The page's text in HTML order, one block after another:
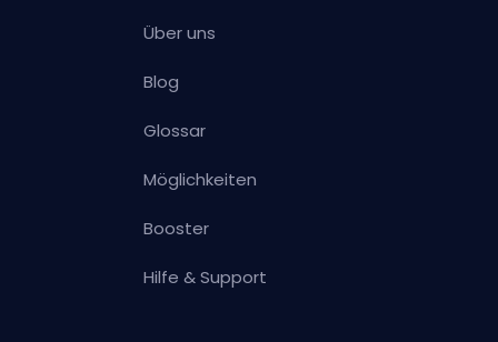
Über uns
Blog
Glossar
Möglichkeiten
Booster
Hilfe & Support